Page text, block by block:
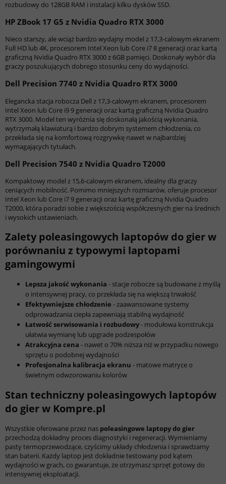
rozbudowy do 128GB RAM i instalacji kilku dysków SSD.
HP ZBook 17 G5 z Nvidia Quadro RTX 3000
Nieco starszy, ale wciąż bardzo wydajny model z 17,3-calowym ekranem
Full HD lub 4K, procesorem Intel Xeon lub Core i7 8 generacji oraz kartą
graficzną Nvidia Quadro RTX 3000 z 6GB pamięci. Doskonały wybór dla
graczy poszukujących dobrego stosunku ceny do wydajności.
Dell Precision 7740 z Nvidia Quadro RTX 3000
Elegancka stacja robocza Dell z 17,3-calowym ekranem, procesorem
Intel Xeon lub Core i9 9 generacji oraz kartą graficzną Nvidia Quadro
RTX 3000. Model ten wyróżnia się doskonałą jakością wykonania,
wytrzymałą klawiaturą i bardzo dobrym systemem chłodzenia, co
przekłada się na komfortową rozgrywkę nawet w najbardziej
wymagających tytułach.
Dell Precision 7540 z Nvidia Quadro T2000
Kompaktowy model z 15,6-calowym ekranem, idealny dla graczy
ceniących mobilność. Pomimo mniejszych rozmiarów, oferuje procesor
Intel Xeon lub Core i7 9 generacji oraz kartę graficzną Nvidia Quadro
T2000, która poradzi sobie z większością współczesnych gier na średnich
i wysokich ustawieniach.
Zalety poleasingowych laptopów do gier w
porównaniu z typowymi laptopami
gamingowymi
Lepsza jakość wykonania - stacje robocze są budowane z myślą
o intensywnej pracy, co przekłada się na większą trwałość
Efektywniejsze chłodzenie - zaawansowane systemy
odprowadzania ciepła zapewniają stabilną wydajność
Łatwość serwisowania i rozbudowy- modułowa konstrukcja
ułatwia wymianę lub upgrade podzespołów
Atrakcyjna cena - nawet o 70% niższa niż w przypadku nowego
sprzętu o podobnej wydajności
Profesjonalna kalibracja ekranu - matowe matryce o
świetnym odwzorowaniu kolorów
Stan techniczny poleasingowych laptopów
do gier w Kompre.pl
Wszystkie oferowane przez nas poleasingowe laptopy do gier
przechodzą dokładny proces diagnostyki i regeneracji. Wymieniamy
pasty termoprzewodzące, czyścimy układy chłodzenia i sprawdzamy
stan baterii. Każdy laptop jest dokładnie testowany pod kątem
wydajności w grach, co gwarantuje, że otrzymasz sprzęt gotowy do
intensywnej eksploatacji.